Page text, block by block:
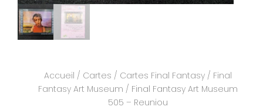
Accueil / Cartes / Cartes Final Fantasy / Final
Fantasy Art Museum / Final Fantasy Art Museum
505 – Reuniou